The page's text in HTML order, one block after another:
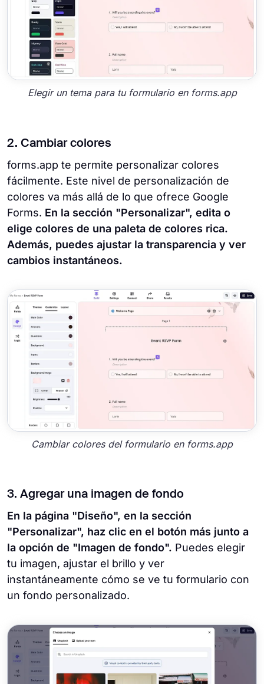
Elegir un tema para tu formulario en forms.app
2. Cambiar colores
forms.app te permite personalizar colores
fácilmente. Este nivel de personalización de
colores va más allá de lo que ofrece Google
Forms. En la sección "Personalizar", edita o
elige colores de una paleta de colores rica.
Además, puedes ajustar la transparencia y ver
cambios instantáneos.
Cambiar colores del formulario en forms.app
3. Agregar una imagen de fondo
En la página "Diseño", en la sección
"Personalizar", haz clic en el botón más junto a
la opción de "Imagen de fondo". Puedes elegir
tu imagen, ajustar el brillo y ver
instantáneamente cómo se ve tu formulario con
un fondo personalizado.